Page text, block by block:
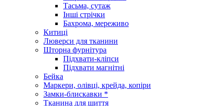
Тасьма, сутаж
Інші стрічки
Бахрома, мереживо
Китиці
Люверси для тканини
Шторна фурнітура
Підхвати-кліпси
Підхвати магнітні
Бейка
Маркери, олівці, крейда, копіри
Замки-блискавки *
Тканина для шиття